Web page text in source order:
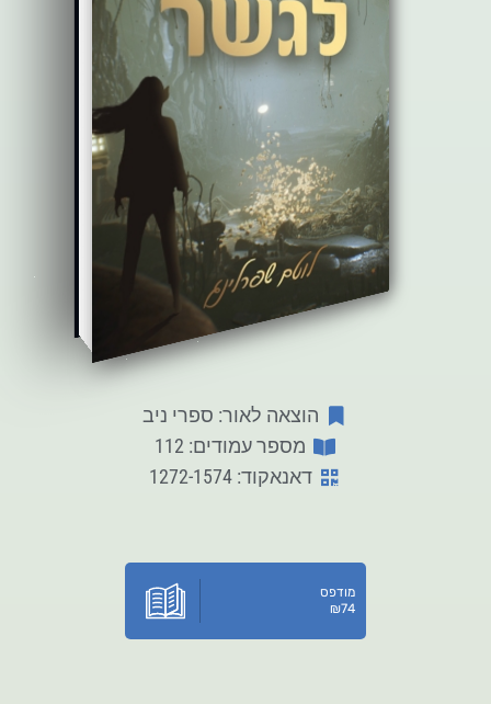
הוצאה לאור: ספרי ניב
מספר עמודים: 112
דאנאקוד: 1272-1574
מודפס
₪74